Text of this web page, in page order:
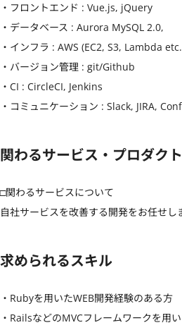
・フロントエンド : Vue.js, jQuery
・データベース : Aurora MySQL 2.0,
・インフラ : AWS (EC2, S3, Lambda
・バージョン管理 : git/Github
・CI : CircleCI, Jenkins
・コミュニケーション : Slack, JIRA,
関わるサービス・プロダクト
□関わるサービスについて
自社サービスを改善する開発をお任せし
求められるスキル
・Rubyを用いたWEB開発経験のある方
・RailsなどのMVCフレームワークを用